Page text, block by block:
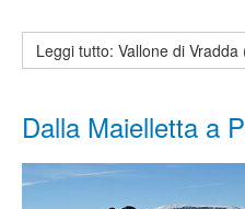
Leggi tutto: Vallone di
Dalla Maielletta a